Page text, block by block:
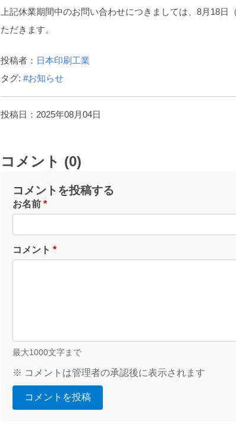
上記休業期間中のお問い合わせにつきましては、8月18日
ただきます。
投稿者： 日本印刷工業
タグ: #お知らせ
投稿日：2025年08月04日
コメント (0)
コメントを投稿する
お名前 *
コメント *
最大1000文字まで
※ コメントは管理者の承認後に表示されます
コメントを投稿